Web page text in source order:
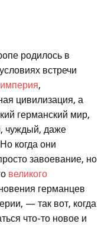
родилось в
встречи
,
цивилизация, а
германский мир,
чуждый, даже
когда они
завоевание, но
великого
германцев
— так вот, когда
что-то новое и